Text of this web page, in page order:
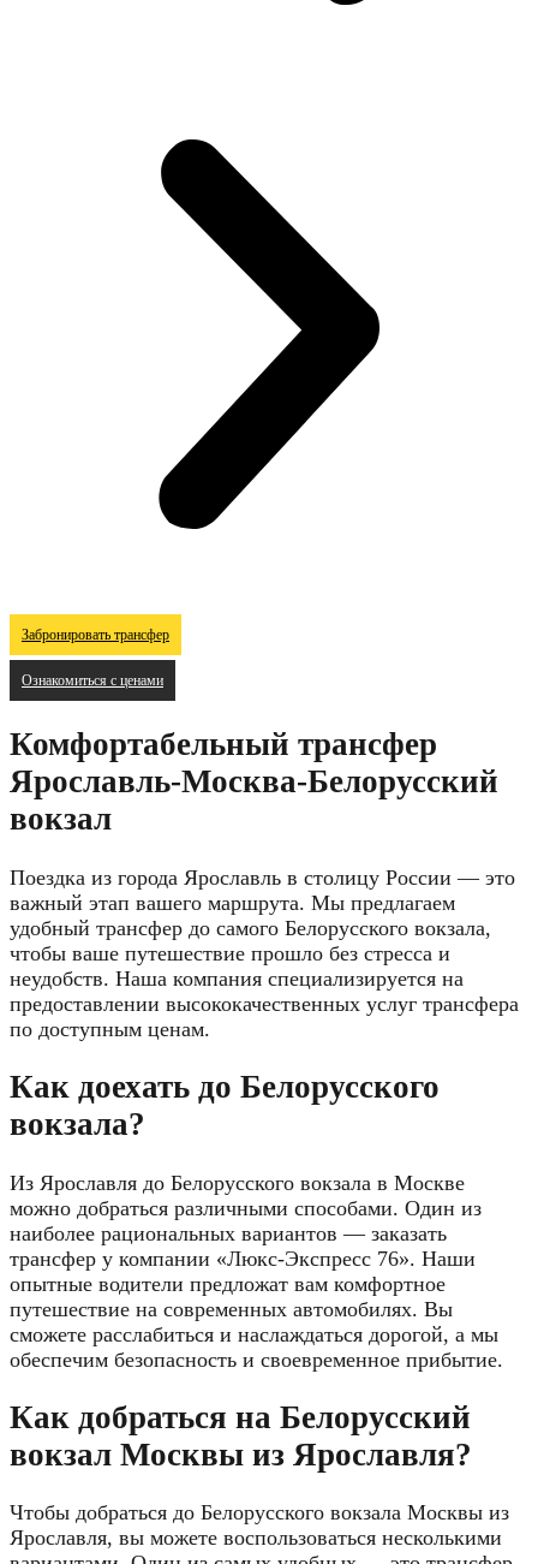
Забронировать трансфер
Ознакомиться с ценами
Комфортабельный трансфер
Ярославль-Москва-Белорусский
вокзал
Поездка из города Ярославль в столицу России — это
важный этап вашего маршрута. Мы предлагаем
удобный трансфер до самого Белорусского вокзала,
чтобы ваше путешествие прошло без стресса и
неудобств. Наша компания специализируется на
предоставлении высококачественных услуг трансфера
по доступным ценам.
Как доехать до Белорусского
вокзала?
Из Ярославля до Белорусского вокзала в Москве
можно добраться различными способами. Один из
наиболее рациональных вариантов — заказать
трансфер у компании «Люкс-Экспресс 76». Наши
опытные водители предложат вам комфортное
путешествие на современных автомобилях. Вы
сможете расслабиться и наслаждаться дорогой, а мы
обеспечим безопасность и своевременное прибытие.
Как добраться на Белорусский
вокзал Москвы из Ярославля?
Чтобы добраться до Белорусского вокзала Москвы из
Ярославля, вы можете воспользоваться несколькими